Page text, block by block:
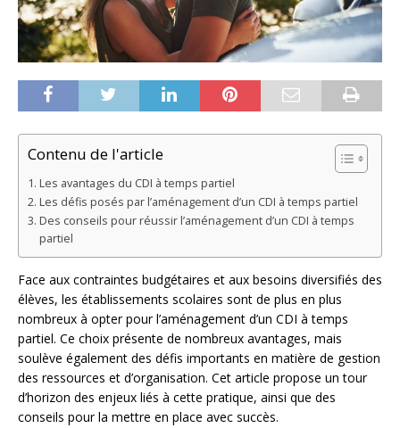
Contenu de l'article
Les avantages du CDI à temps partiel
Les défis posés par l’aménagement d’un CDI à temps partiel
Des conseils pour réussir l’aménagement d’un CDI à temps
partiel
Face aux contraintes budgétaires et aux besoins diversifiés des
élèves, les établissements scolaires sont de plus en plus
nombreux à opter pour l’aménagement d’un CDI à temps
partiel. Ce choix présente de nombreux avantages, mais
soulève également des défis importants en matière de gestion
des ressources et d’organisation. Cet article propose un tour
d’horizon des enjeux liés à cette pratique, ainsi que des
conseils pour la mettre en place avec succès.